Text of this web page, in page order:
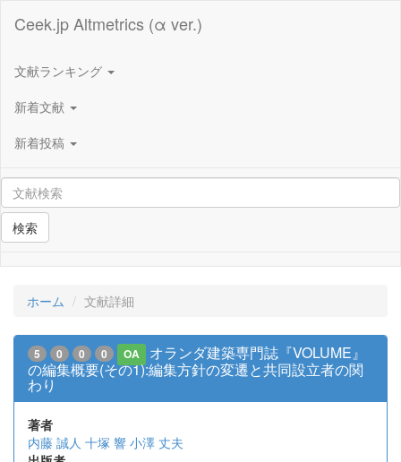
Ceek.jp Altmetrics (α ver.)
文献ランキング
新着文献
新着投稿
検索
ホーム 文献詳細
5 0 0 0 OA
オランダ建築専門誌『VOLUME』
の編集概要(その1):編集方針の変遷と共同設立者の関
わり
著者
内藤 誠人 十塚 響 小澤 丈夫